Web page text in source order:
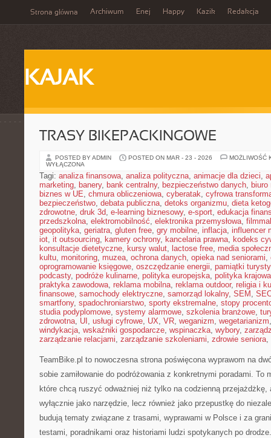
Strona główna Archiwum Enej Happy Kazik Redakcja
KAJAK
TRASY BIKEPACKINGOWE
POSTED BY ADMIN POSTED ON MAR - 23 - 2026
MOŻLIWOŚĆ
WYŁĄCZONA
Tagi: analiza finansowa, analiza polityczna, animacje dla dzieci,
marketing, banery, bank centralny, bezpieczeństwo danych, biuro
biznes w UE, chmura obliczeniowa, cyberatak, cyfrowa
bezpieczeństwo, debata publiczna, detoks organizmu, dieta
zdrowotne, druk 3d, e-learning biznesowy, e-sport, edukacja
przedszkolna, elektromobilność, elektronika przemysłowa,
geopolityka, geriatra, gluten free, gry mobilne, inflacja, influencer
iot, it outsourcing, kamery ochrony, kancelaria prawna, kodeks
konsultacje dietetyczne, kursy walut, lactose free, media
kultu, monitoring, muzea, ochrona danych, opieka nad seniorami,
oprogramowanie księgowe, oszczędzanie energii, pamiątki
podcasty, podróże kulinarne, polityka europejska, polityka krajowa
praktyka zawodowa, reklama mobilna, reklama outdoor, religia i
finansowe, samochody elektryczne, samorząd lokalny, SEM ,
smartfony, spadochroniarstwo, sporty ekstremalne, stopy
studia podyplomowe, systemy alarmowe, szkolenia branżowe,
zdrowotna, UI , usługi cyfrowe, UX, VR, weganizm, wegetarianizm
windykacja, wskaźniki gospodarcze, wspinaczka, wybory,
zarządzanie relacjami, zarządzanie szkoleniami, zdrowie seniora,
TeamBike.pl to nowoczesna strona poświęcona wyprawom na
sobie zamiłowanie do podróżowania z konkretnymi poradami. To
które chcą ruszyć odważniej niż tylko na codzienną przejażdżkę,
wyłącznie jako narzędzie, lecz również jako przepustkę do
budują tematy związane z trasami, wyprawami w Polsce i za
testami, poradnikami oraz historiami ludzi spotykanych po